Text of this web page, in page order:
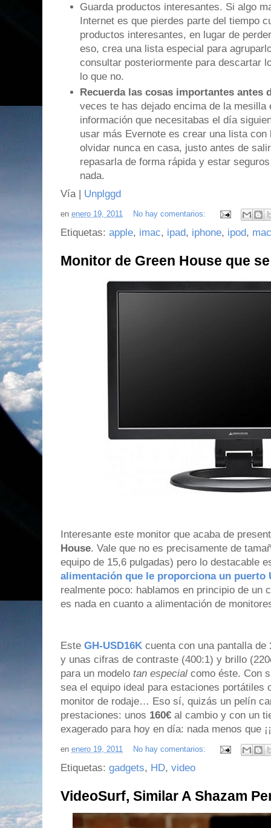
Guarda productos interesantes. Si algo
Internet es que pierdes parte del tiempo
productos interesantes, en lugar de
eso, crea una lista especial para
consultar posteriormente para descartar
lo que no.
Recuerda las cosas importantes antes
veces te has dejado encima de la
información que necesitabas el día
usar más Evernote es crear una lista
olvidar nunca en casa, justo antes de
repasarla de forma rápida y estar
nada.
Vía | Unplggd
en enero 19, 2011 No hay comentarios:
Etiquetas: apple, imac, ipad, iphone, ipod,
Monitor de Green House que
Interesante este monitor que acaba de
House. Vale que no es precisamente de
equipo de 15,6 pulgadas) pero lo destacable
alimentación que le proporciona un puerto
realmente poco: hablamos en principio de un
es nada en cuanto a alimentación de
Este GH-USD16K cuenta con una pantalla de
y unas cifras de contraste (400:1) y brillo
para un modelo tan especial como éste. Con
sea el equipo ideal para estaciones portátiles
monitor de rodaje… Eso sí, quizás un pelín
prestaciones: unos 160€ al cambio y con un
exagerado para hoy en día: nada menos que
en enero 19, 2011 No hay comentarios:
Etiquetas: gadgets, HD, video
VideoSurf, Similar A Shazam